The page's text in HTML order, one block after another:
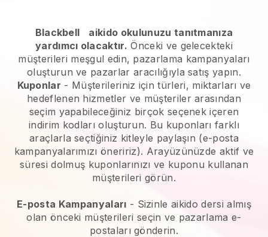
Blackbell
aikido okulunuzu tanıtmanıza
yardımcı olacaktır. Önceki ve gelecekteki
müşterileri meşgul edin, pazarlama kampanyaları
oluşturun ve pazarlar aracılığıyla satış yapın.
Kuponlar - Müşterileriniz için türleri, miktarları ve
hedeflenen hizmetler ve müşteriler arasından
seçim yapabileceğiniz birçok seçenek içeren
indirim kodları oluşturun. Bu kuponları farklı
araçlarla seçtiğiniz kitleyle paylaşın (e-posta
kampanyalarımızı öneririz). Arayüzünüzde aktif ve
süresi dolmuş kuponlarınızı ve kuponu kullanan
müşterileri görün.
E-posta Kampanyaları - Sizinle aikido dersi almış
olan önceki müşterileri seçin ve pazarlama e-
postaları gönderin.